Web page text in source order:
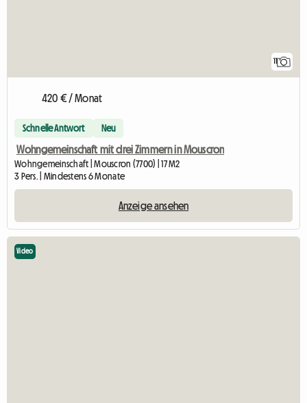
11
420 € / Monat
Schnelle Antwort Neu
Wohngemeinschaft mit drei Zimmern in Mouscron
Wohngemeinschaft | Mouscron (7700) | 17 M2
3 Pers. | Mindestens 6 Monate
Anzeige ansehen
Video